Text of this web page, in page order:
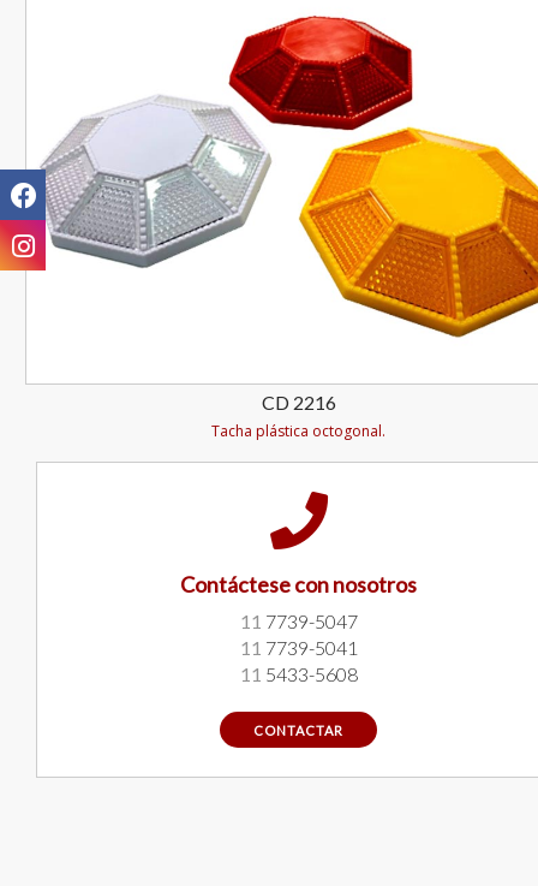
CD 2216
Tacha plástica octogonal.
Contáctese con nosotros
11 7739-5047
11 7739-5041
11 5433-5608
CONTACTAR